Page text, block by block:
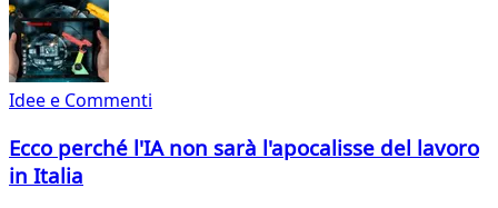
Idee e Commenti
Ecco perché l'IA non sarà l'apocalisse del lavoro
in Italia